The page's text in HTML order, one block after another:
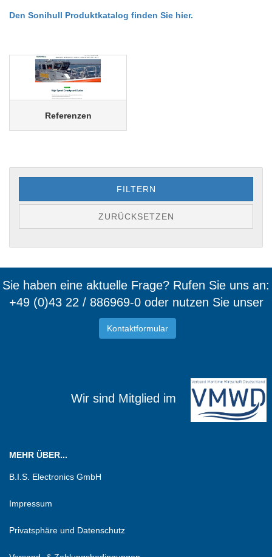
Den Sonihull Produktkatalog finden Sie hier.
Referenzen
FILTERN
ZURÜCKSETZEN
Sie haben eine aktuelle Frage? Rufen Sie uns an:
+49 (0)43 22 / 886969-0 oder nutzen Sie unser
Kontaktformular
Wir sind Mitglied im
MEHR ÜBER...
B.I.S. Electronics GmbH
Impressum
Privatsphäre und Datenschutz